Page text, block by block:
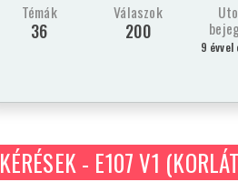
Témák
36
Válaszok
200
9
KÉRÉSEK - E107 V1